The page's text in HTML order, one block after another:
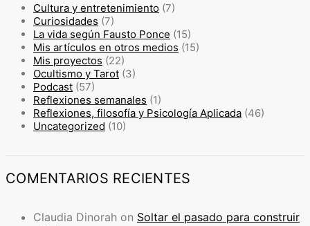
Cultura y entretenimiento (7)
Curiosidades (7)
La vida según Fausto Ponce (15)
Mis artículos en otros medios (15)
Mis proyectos (22)
Ocultismo y Tarot (3)
Podcast (57)
Reflexiones semanales (1)
Reflexiones, filosofía y Psicología Aplicada (46)
Uncategorized (10)
COMENTARIOS RECIENTES
Claudia Dinorah on Soltar el pasado para construir